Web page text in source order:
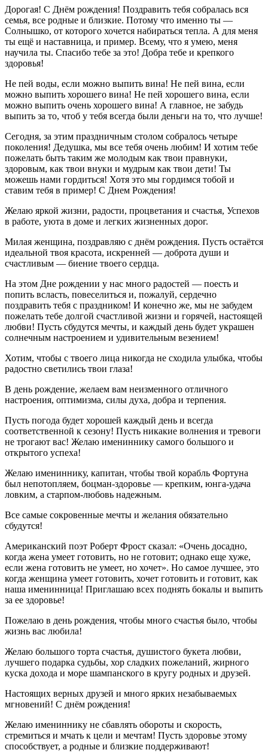
Дорогая! С Днём рождения! Поздравить тебя собралась вся
семья, все родные и близкие. Потому что именно ты —
Солнышко, от которого хочется набираться тепла. А для меня
ты ещё и наставница, и пример. Всему, что я умею, меня
научила ты. Спасибо тебе за это! Добра тебе и крепкого
здоровья!
Не пей воды, если можно выпить вина! Не пей вина, если
можно выпить хорошего вина! Не пей хорошего вина, если
можно выпить очень хорошего вина! А главное, не забудь
выпить за то, чтоб у тебя всегда были деньги на то, что лучше!
Сегодня, за этим праздничным столом собралось четыре
поколения! Дедушка, мы все тебя очень любим! И хотим тебе
пожелать быть таким же молодым как твои правнуки,
здоровым, как твои внуки и мудрым как твои дети! Ты
можешь нами гордиться! Хотя это мы гордимся тобой и
ставим тебя в пример! С Днем Рождения!
Желаю яркой жизни, радости, процветания и счастья, Успехов
в работе, уюта в доме и легких жизненных дорог.
Милая женщина, поздравляю с днём рождения. Пусть остаётся
идеальной твоя красота, искренней — доброта души и
счастливым — биение твоего сердца.
На этом Дне рождении у нас много радостей — поесть и
попить всласть, повеселиться и, пожалуй, сердечно
поздравить тебя с праздником! И конечно же, мы не забудем
пожелать тебе долгой счастливой жизни и горячей, настоящей
любви! Пусть сбудутся мечты, и каждый день будет украшен
солнечным настроением и удивительным везением!
Хотим, чтобы с твоего лица никогда не сходила улыбка, чтобы
радостно светились твои глаза!
В день рождение, желаем вам неизменного отличного
настроения, оптимизма, силы духа, добра и терпения.
Пусть погода будет хорошей каждый день и всегда
соответственной к сезону! Пусть никакие волнения и тревоги
не трогают вас! Желаю имениннику самого большого и
открытого успеха!
Желаю имениннику, капитан, чтобы твой корабль Фортуна
был непотопляем, боцман-здоровье — крепким, юнга-удача
ловким, а старпом-любовь надежным.
Все самые сокровенные мечты и желания обязательно
сбудутся!
Американский поэт Роберт Фрост сказал: «Очень досадно,
когда жена умеет готовить, но не готовит; однако еще хуже,
если жена готовить не умеет, но хочет». Но самое лучшее, это
когда женщина умеет готовить, хочет готовить и готовит, как
наша именинница! Приглашаю всех поднять бокалы и выпить
за ее здоровье!
Пожелаю в день рождения, чтобы много счастья было, чтобы
жизнь вас любила!
Желаю большого торта счастья, душистого букета любви,
лучшего подарка судьбы, хор сладких пожеланий, жирного
куска дохода и море шампанского в кругу родных и друзей.
Настоящих верных друзей и много ярких незабываемых
мгновений! С днём рождения!
Желаю имениннику не сбавлять обороты и скорость,
стремиться и мчать к цели и мечтам! Пусть здоровье этому
способствует, а родные и близкие поддерживают!